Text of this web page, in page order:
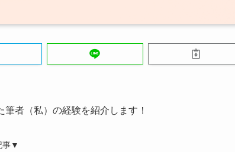
者（私）の経験を紹介します！
事▼